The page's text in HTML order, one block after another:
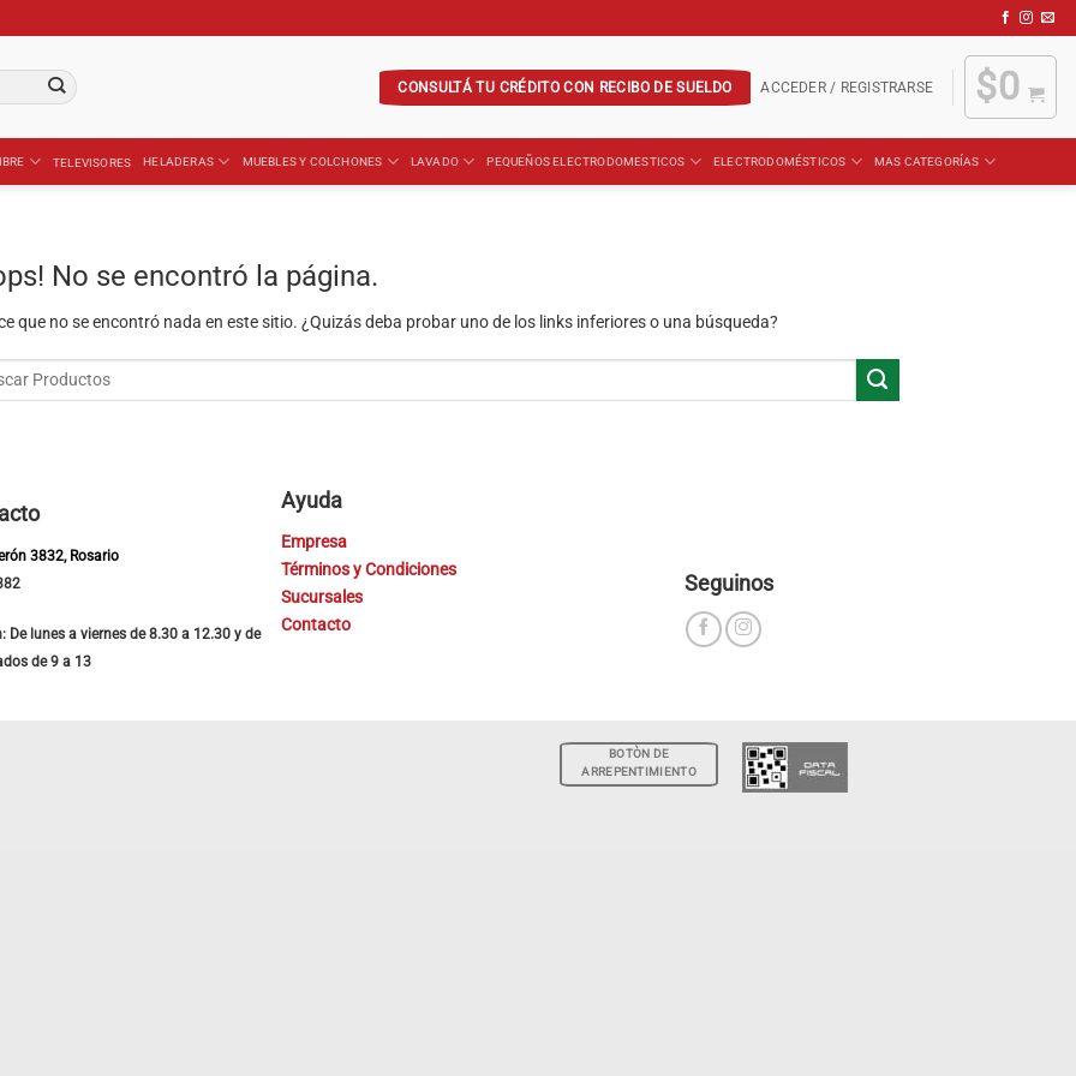
CONSULTÁ TU CRÉDITO CON RECIBO DE SUELDO ACCEDER / REGISTRARSE $0
TELEVISORES HELADERAS MUEBLES Y COLCHONES LAVADO PEQUEÑOS ELECTRODOMESTICOS ELECTRODOMÉSTICOS MAS CATEGORÍAS
No se encontró la página.
que no se encontró nada en este sitio. ¿Quizás deba probar uno de los links inferiores o una búsqueda?
3832, Rosario
De lunes a viernes de 8.30 a 12.30 y de
de 9 a 13
Ayuda
Empresa
Términos y Condiciones
Sucursales
Contacto
Seguinos
BOTÒN DE
ARREPENTIMIENTO